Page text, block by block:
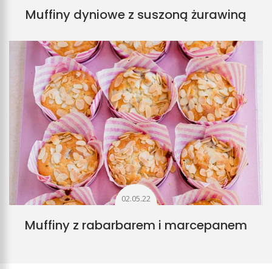
Muffiny dyniowe z suszoną żurawiną
02.05.22
Muffiny z rabarbarem i marcepanem